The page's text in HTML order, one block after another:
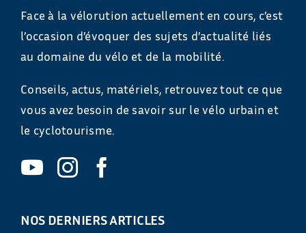
Face à la vélorution actuellement en cours, c’est
l’occasion d’évoquer des sujets d’actualité liés
au domaine du vélo et de la mobilité.
Conseils, actus, matériels, retrouvez tout ce que
vous avez besoin de savoir sur le vélo urbain et
le cyclotourisme.
NOS DERNIERS ARTICLES